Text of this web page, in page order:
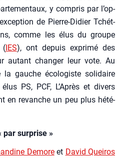
y com­pris par l’op­
de Pierre-Didier Tchét­
comme les élus du groupe
(IES), ont depuis expri­mé des
autant chan­ger leur vote. Au
gauche éco­lo­giste soli­daire
PS, PCF, L’A­près et divers
en revanche un peu plus hété­
par surprise »
Demoreet David Quei­ros